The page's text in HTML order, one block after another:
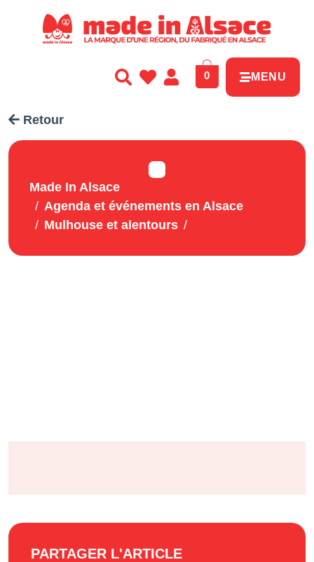
0 MENU
Retour
Made In Alsace
Agenda et événements en Alsace
Mulhouse et alentours
PARTAGER L'ARTICLE